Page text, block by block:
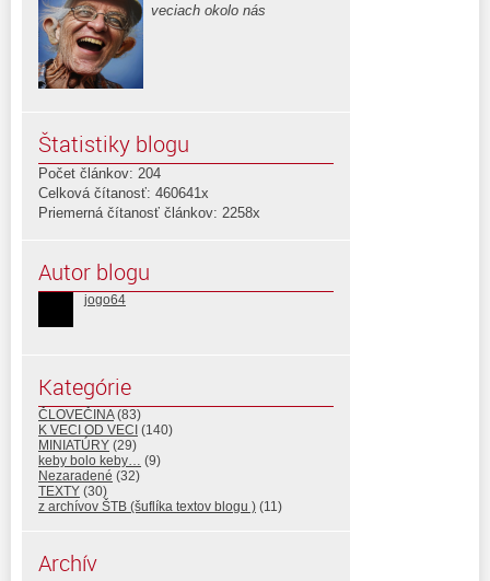
veciach okolo nás
Štatistiky blogu
Počet článkov: 204
Celková čítanosť: 460641x
Priemerná čítanosť článkov: 2258x
Autor blogu
jogo64
Kategórie
ČLOVEČINA(83)
K VECI OD VECI (140)
MINIATÚRY (29)
keby bolo keby…
(9)
Nezaradené (32)
TEXTY (30)
z archívov ŠTB (šuflíka textov blogu ) (11)
Archív